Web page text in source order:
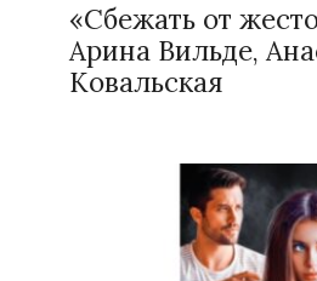
«Сбежать от
Арина Вильде,
Ковальская